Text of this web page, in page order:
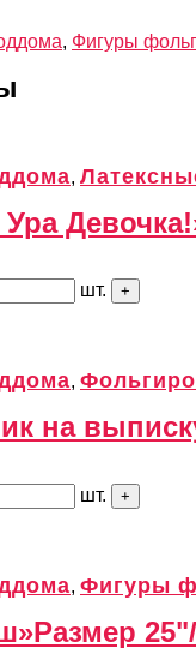
, Фигуры
,
шт.
,
на
шт.
, Фигуры
Размер